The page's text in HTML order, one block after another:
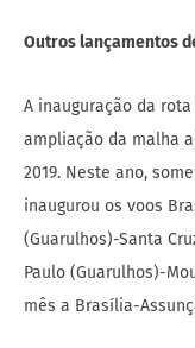
Outros lançamentos
A inauguração da
ampliação da malha
2019. Neste ano,
inaugurou os voos
(Guarulhos)-Santa
Paulo (Guarulhos)-
mês a Brasília-